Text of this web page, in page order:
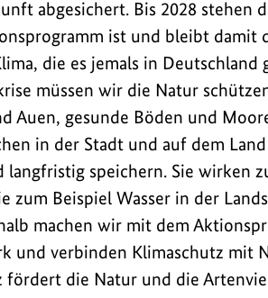
abgesichert. Bis 2028 stehen
ist und bleibt damit
die es jemals in Deutschland
müssen wir die Natur
Auen, gesunde Böden und
in der Stadt und auf dem
speichern. Sie wirken
zum Beispiel Wasser in der
machen wir mit dem
und verbinden Klimaschutz mit
fördert die Natur und die